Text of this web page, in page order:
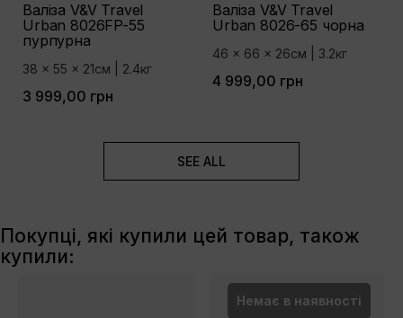
Валіза V&V Travel
Urban 8026FP-55
пурпурна
38 x 55 x 21см | 2.4кг
3 999,00 грн
Валіза V&V Travel
Urban 8026-65 чорна
46 x 66 x 26см | 3.2кг
4 999,00 грн
SEE ALL
Покупці, які купили цей товар, також
купили:
Немає в наявності